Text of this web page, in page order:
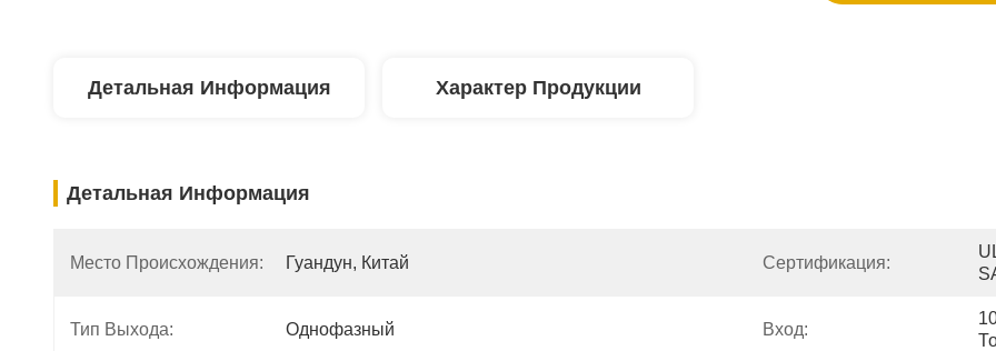
Детальная Информация Характер Продукции
Детальная Информация
Место Происхождения: Гуандун, Китай Сертификация:
Тип Выхода: Однофазный Вход: